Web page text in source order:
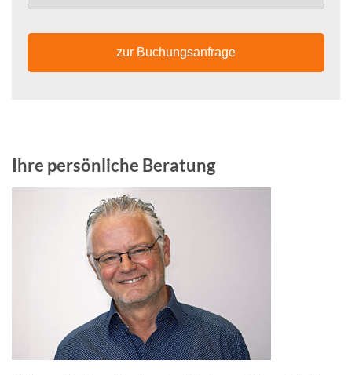
zur Buchungsanfrage
Ihre persönliche Beratung